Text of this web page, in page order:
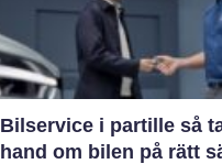
Bilservice i partille så tar du
hand om bilen på rätt